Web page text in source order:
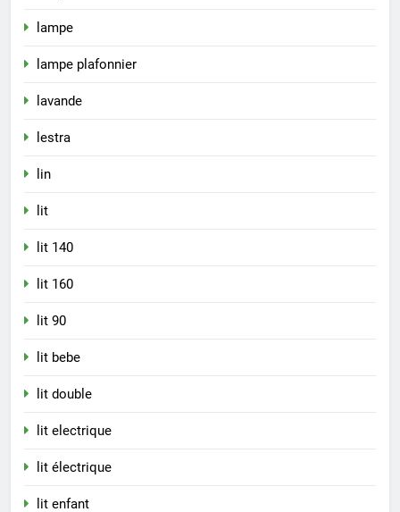
lampe
lampe plafonnier
lavande
lestra
lin
lit
lit 140
lit 160
lit 90
lit bebe
lit double
lit electrique
lit électrique
lit enfant